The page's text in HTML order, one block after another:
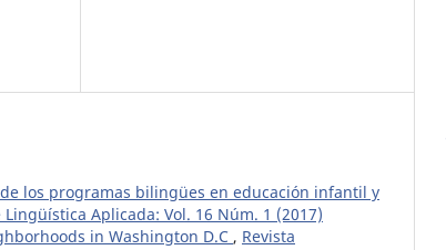
los programas bilingües en educación infantil y
Aplicada: Vol. 16 Núm. 1 (2017)
in Washington D.C , Revista